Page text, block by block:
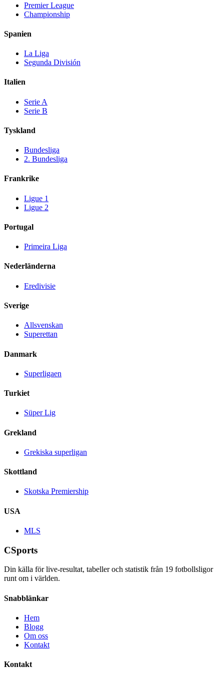
Premier League
Championship
Spanien
La Liga
Segunda División
Italien
Serie A
Serie B
Tyskland
Bundesliga
2. Bundesliga
Frankrike
Ligue 1
Ligue 2
Portugal
Primeira Liga
Nederländerna
Eredivisie
Sverige
Allsvenskan
Superettan
Danmark
Superligaen
Turkiet
Süper Lig
Grekland
Grekiska superligan
Skottland
Skotska Premiership
USA
MLS
CSports
Din källa för live-resultat, tabeller och statistik från 19 fotbollsligor
runt om i världen.
Snabblänkar
Hem
Blogg
Om oss
Kontakt
Kontakt